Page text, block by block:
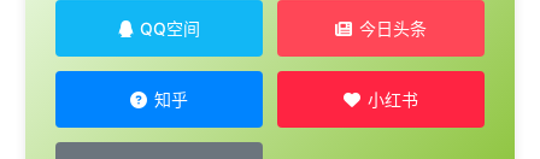
QQ空间 今日头条
知乎 小红书